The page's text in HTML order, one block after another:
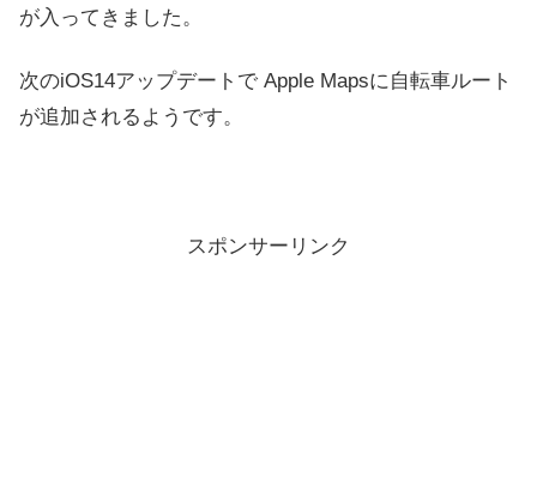
が入ってきました。
次のiOS14アップデートで Apple Mapsに自転車ルート
が追加されるようです。
スポンサーリンク